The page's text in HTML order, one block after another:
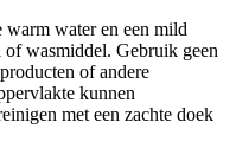
water en een mild
wasmiddel. Gebruik geen
of andere
kunnen
met een zachte doek